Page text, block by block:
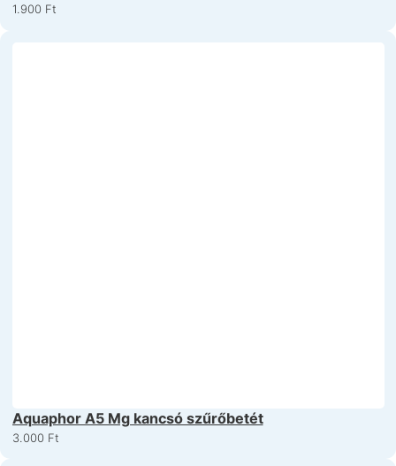
1.900 Ft
Aquaphor A5 Mg kancsó szűrőbetét
3.000 Ft